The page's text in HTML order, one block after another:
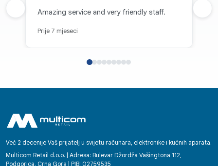
Amazing service and very friendly staff.
Prije 7 mjeseci
Prethodna recenzija
Već 2 decenije Vaš prijatelj u svijetu računara, elektronike i kućnih aparata.
Multicom Retail d.o.o. | Adresa: Bulevar Džordža Vašingtona 112,
Podgorica, Crna Gora | PIB: 02759535